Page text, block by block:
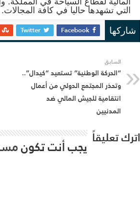
التي تشهدها حاليا في كافة المجالات.
شاركها Facebook
Twitter
السابق
“الحركة الوطنية” تستعيد “كيدال”..
وتحذر المجتمع الدولي من أعمال
انتقامية للجيش المالي ضد
المدنيين
اترك تعليقاً يجب أنت تكون